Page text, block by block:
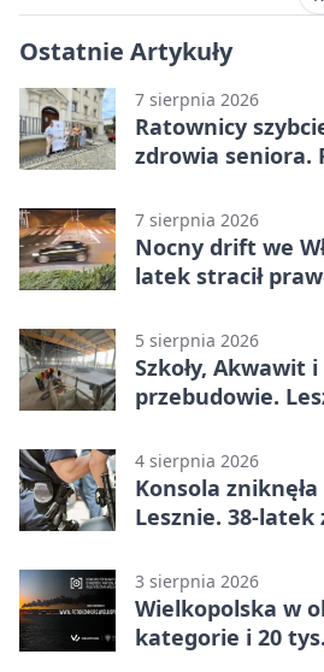
Ostatnie Artykuły
7 sierpnia 2026
Ratownicy
zdrowia seniora.
7 sierpnia 2026
Nocny drift we
latek stracił
5 sierpnia 2026
Szkoły, Akwawit
przebudowie.
4 sierpnia 2026
Konsola
Lesznie. 38-
3 sierpnia 2026
Wielkopolska w
kategorie i 20